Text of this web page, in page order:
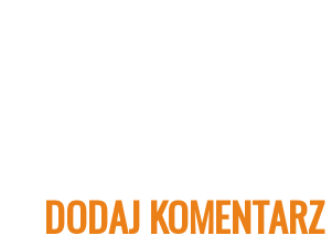
DODAJ KOMENTARZ